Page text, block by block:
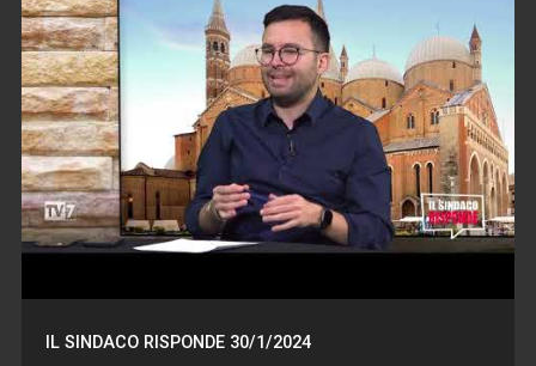
IL SINDACO RISPONDE 30/1/2024